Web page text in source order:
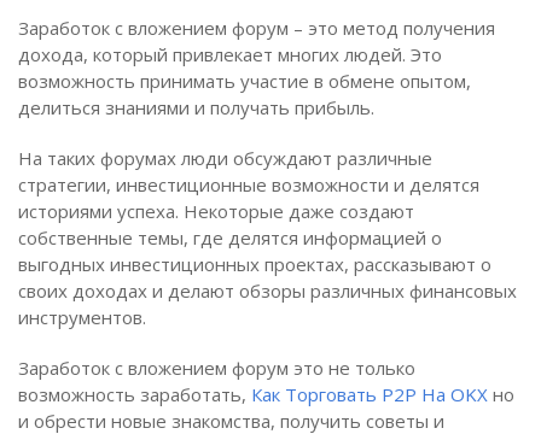
Заработок с вложением форум – это метод получения
дохода, который привлекает многих людей. Это
возможность принимать участие в обмене опытом,
делиться знаниями и получать прибыль.
На таких форумах люди обсуждают различные
стратегии, инвестиционные возможности и делятся
историями успеха. Некоторые даже создают
собственные темы, где делятся информацией о
выгодных инвестиционных проектах, рассказывают о
своих доходах и делают обзоры различных финансовых
инструментов.
Заработок с вложением форум это не только
возможность заработать, Как Торговать P2P На OKX но
и обрести новые знакомства, получить советы и